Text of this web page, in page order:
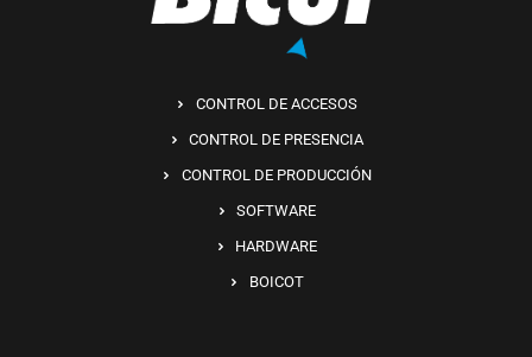
CONTROL DE ACCESOS
CONTROL DE PRESENCIA
CONTROL DE PRODUCCIÓN
SOFTWARE
HARDWARE
BOICOT